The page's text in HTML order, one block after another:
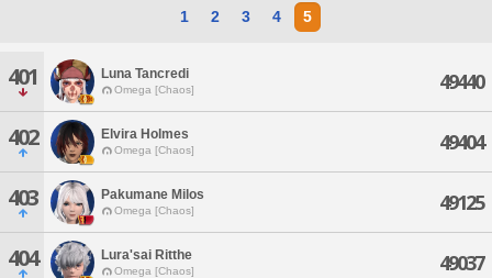
1 2 3 4 5
401 Luna Tancredi
Omega [Chaos] 49440
402 Elvira Holmes
Omega [Chaos] 49404
403 Pakumane Milos
Omega [Chaos] 49125
404 Lura'sai Ritthe
Omega [Chaos] 49037